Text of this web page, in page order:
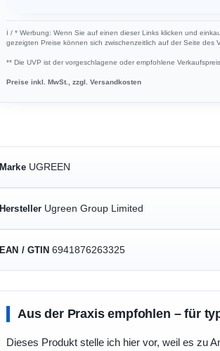
ℹ︎ / * Werbung: Wenn Sie auf einen dieser Links klicken und
gezeigten Preise können sich zwischenzeitlich auf der Seite des
** Die UVP ist der vorgeschlagene oder empfohlene
Preise inkl. MwSt., zzgl. Versandkosten
Marke UGREEN
Hersteller Ugreen Group Limited
EAN / GTIN 6941876263325
Aus der Praxis empfohlen – für
Dieses Produkt stelle ich hier vor, weil es zu